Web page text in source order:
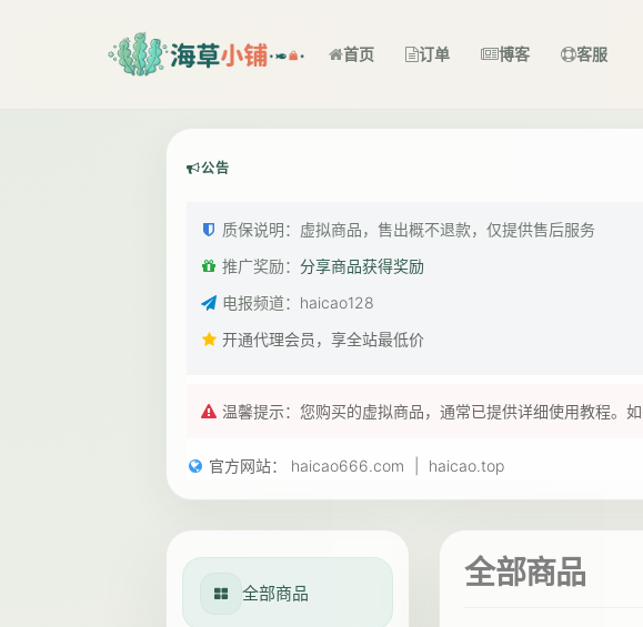
首页 订单 博客 客服
公告
质保说明：虚拟商品，售出概不退款，仅提供售后服务
推广奖励：分享商品获得奖励
电报频道： haicao128
开通代理会员，享全站最低价
温馨提示：您购买的虚拟商品，通常已提供详细使用教程。
官方网站： haicao666.com haicao.top
全部商品
全部商品